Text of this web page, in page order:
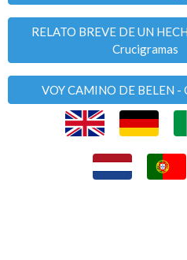
RELATO BREVE DE UN
Crucigramas
VOY CAMINO DE BELEN -